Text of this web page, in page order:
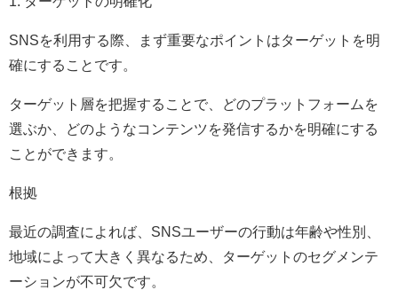
SNSを利用する際、まず重要なポイントはターゲットを明
確にすることです。
ターゲット層を把握することで、どのプラットフォームを
選ぶか、どのようなコンテンツを発信するかを明確にする
ことができます。
根拠
最近の調査によれば、SNSユーザーの行動は年齢や性別、
地域によって大きく異なるため、ターゲットのセグメンテ
ーションが不可欠です。